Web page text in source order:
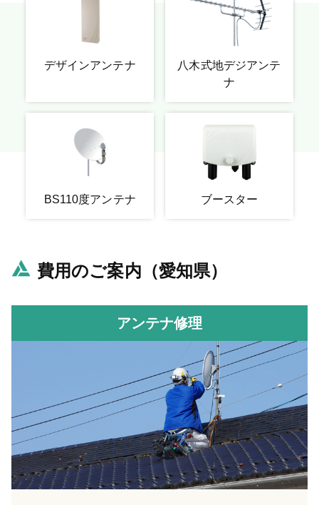
デザインアンテナ
八木式地デジアンテ
ナ
BS110度アンテナ ブースター
費用のご案内（愛知県）
アンテナ修理